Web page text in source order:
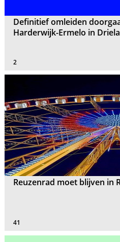
Definitief omleiden
Harderwijk-Ermelo in
2
Reuzenrad moet blijven in
41